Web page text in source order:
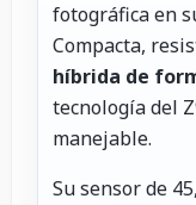
fotográfica en
Compacta,
híbrida de
tecnología del
manejable.
Su sensor de